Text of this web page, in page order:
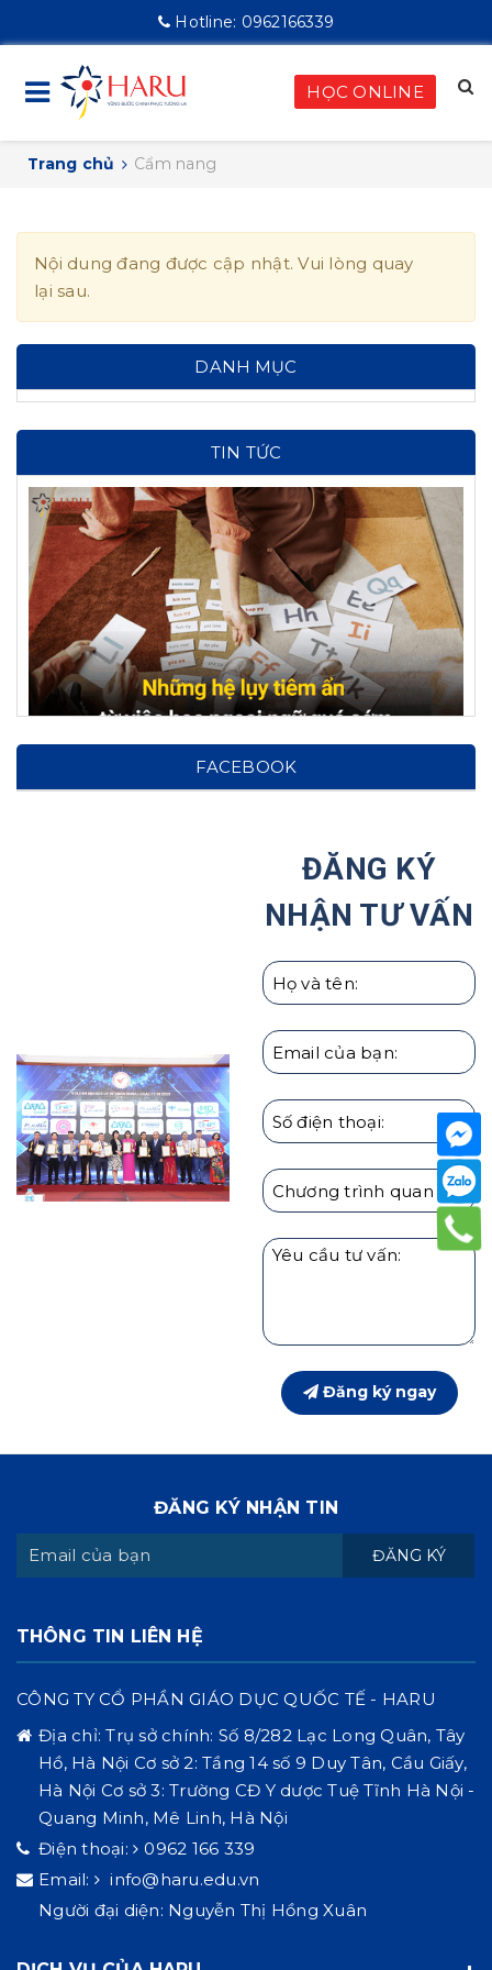
Hotline: 0962166339
HỌC ONLINE
Trang chủ Cẩm nang
Nội dung đang được cập nhật. Vui lòng quay
lại sau.
DANH MỤC
TIN TỨC
báo cho phụ huynh!
Haru Hợp Tác Với Hiệp Hội Các Trường Đại Học Tại
Giáo dục con cái theo người Nhật | Hướng Nghiệp
FACEBOOK
ĐĂNG KÝ
NHẬN TƯ VẤN
Đăng ký ngay
ĐĂNG KÝ NHẬN TIN
ĐĂNG KÝ
THÔNG TIN LIÊN HỆ
CÔNG TY CỔ PHẦN GIÁO DỤC QUỐC TẾ - HARU
Địa chỉ:Trụ sở chính: Số 8/282 Lạc Long Quân, Tây
Hồ, Hà Nội Cơ sở 2: Tầng 14 số 9 Duy Tân, Cầu Giấy,
Hà Nội Cơ sở 3: Trường CĐ Y dược Tuệ Tĩnh Hà Nội -
Quang Minh, Mê Linh, Hà Nội
Điện thoại:
0962 166 339
Email:
info@haru.edu.vn
Người đại diện: Nguyễn Thị Hồng Xuân